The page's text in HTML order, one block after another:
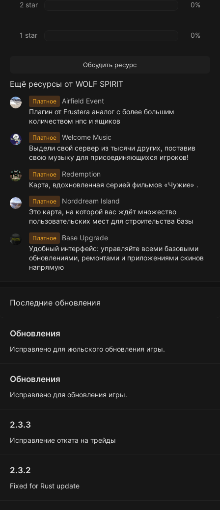
2 star 0%
1 star 0%
Обсудить ресурс
Ещё ресурсы от WOLF SPIRIT
Платное
Airfield Event
Плагин от Frustera аналог с более большим
количеством нпс и ящиков
Платное
Welcome Music
Выдели свой сервер из тысячи других, поставив
свою музыку для присоединяющихся игроков!
Платное
Redemption
Карта, вдохновленная серией фильмов «Чужие» .
Платное
Norddream Island
Это карта, на которой вас ждёт множество
пользовательских мест для строительства базы
Платное
Base Upgrade
Удобный интерфейс: управляйте всеми базовыми
обновлениями, ремонтами и приложениями скинов
напрямую
Последние обновления
Обновления
Исправлено для июльского обновления игры.
Обновления
Исправлено для обновления игры.
2.3.3
Исправление отката на трейды
2.3.2
Fixed for Rust update